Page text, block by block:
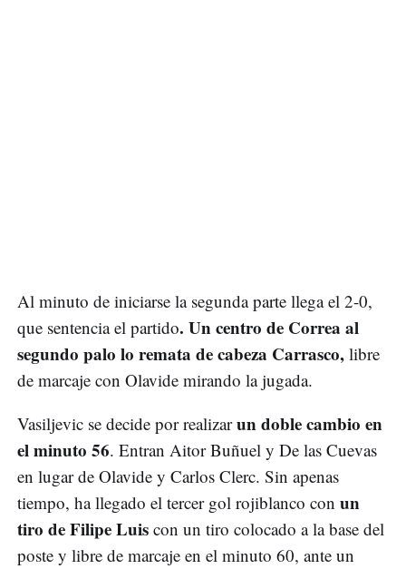
Al minuto de iniciarse la segunda parte llega el 2-0,
que sentencia el partido. Un centro de Correa al
segundo palo lo remata de cabeza Carrasco, libre
de marcaje con Olavide mirando la jugada.
Vasiljevic se decide por realizarun doble cambio en
el minuto 56. Entran Aitor Buñuel y De las Cuevas
en lugar de Olavide y Carlos Clerc. Sin apenas
tiempo, ha llegado el tercer gol rojiblanco con un
tiro de Filipe Luis con un tiro colocado a la base del
poste y libre de marcaje en el minuto 60, ante un